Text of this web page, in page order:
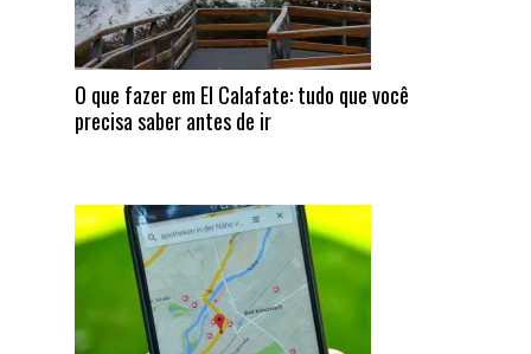
O que fazer em El Calafate: tudo que você
precisa saber antes de ir